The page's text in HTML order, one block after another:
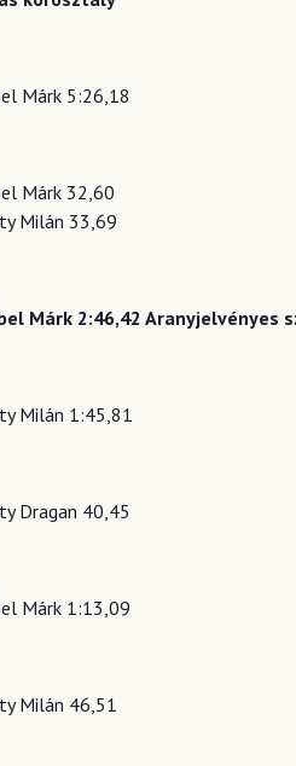
Márk 5:26,18
Márk 32,60
Milán 33,69
Márk 2:46,42 Aranyjelvényes
Milán 1:45,81
Dragan 40,45
Márk 1:13,09
Milán 46,51